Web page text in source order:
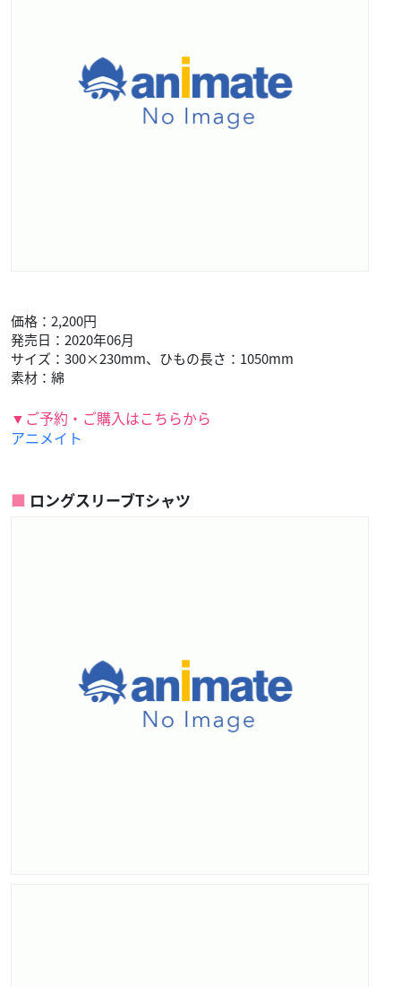
価格：2,200円
発売日：2020年06月
サイズ：300×230mm、ひもの長さ：1050mm
素材：綿
▼ご予約・ご購入はこちらから
アニメイト
ロングスリーブTシャツ